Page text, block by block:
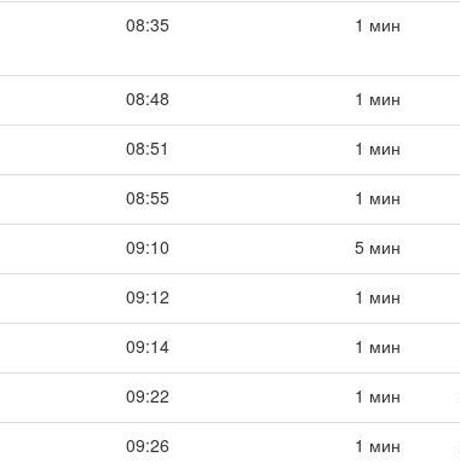
08:35 1 мин
08:48 1 мин
08:51 1 мин
08:55 1 мин
09:10 5 мин
09:12 1 мин
09:14 1 мин
09:22 1 мин
09:26 1 мин